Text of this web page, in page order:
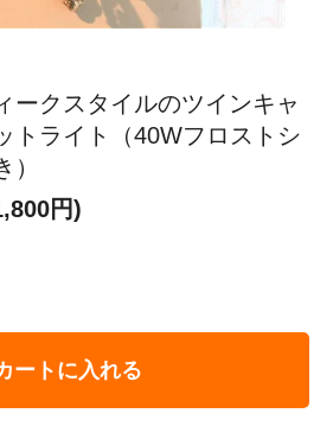
ークスタイルのツインキャ
トライト（40Wフロストシ
円)
ートに入れる